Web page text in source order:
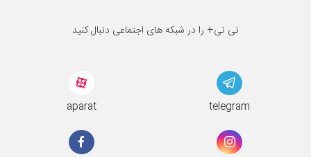
نی نی+ را در شبکه های اجتماعی دنبال کنید
aparat telegram